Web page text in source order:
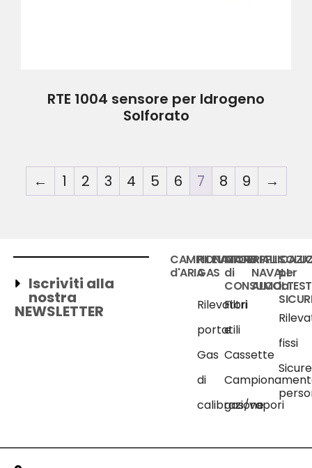
RTE 1004 sensore per Idrogeno
Solforato
← 1 2 3 4 5 6 7 8 9 →
Iscriviti alla
nostra
NEWSLETTER
CAMPIONATORE
d'ARIA
RILEVATORI
GAS
Rilevatori
portatili
Gas
di
calibrazione
MATERIALI
di
CONSUMO
Filtri
e
Cassette
gas/vapori
NAVALI
ALCOLTEST
per
la
fissi